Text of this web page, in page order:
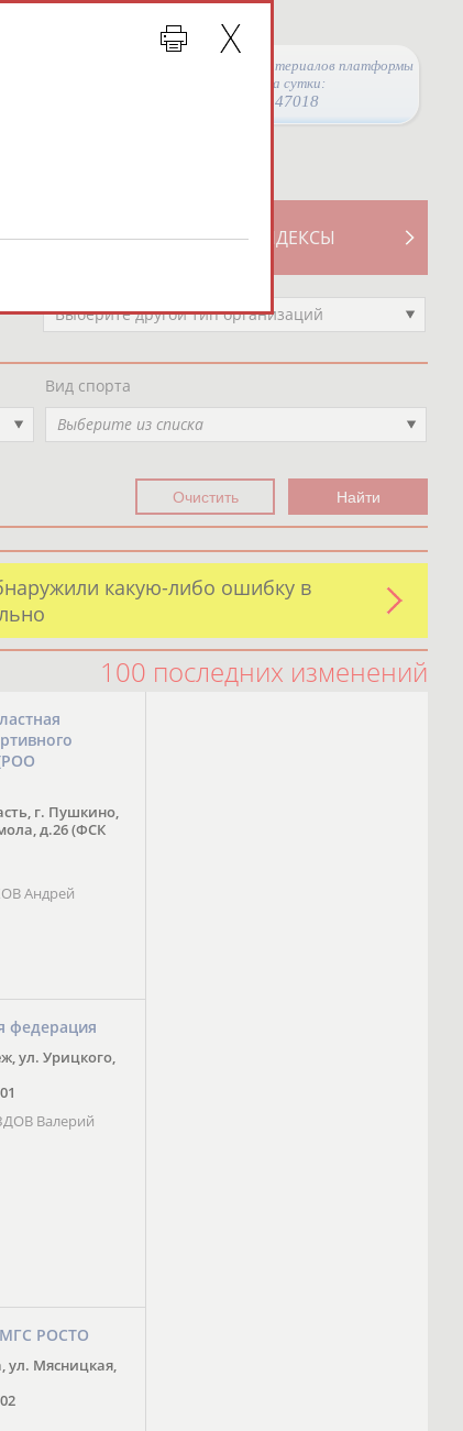
Просмотры материалов платформы
за сутки:
47018
СВОДНЫЕ ИНДЕКСЫ
Выберите другой тип организаций
Вид спорта
Выберите из списка
какую-либо ошибку в
100 последних изменений
г. Пушкино,
д.26 (ФСК
Андрей
федерация
ул. Урицкого,
Валерий
РОСТО
ул. Мясницкая,